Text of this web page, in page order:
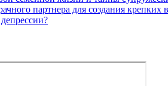
партнера для создания крепких